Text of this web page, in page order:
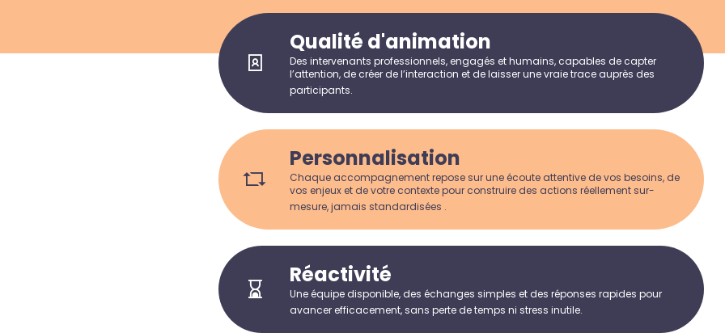
Qualité d'animation
Des intervenants professionnels, engagés et humains, capables de capter
l’attention, de créer de l’interaction et de laisser une vraie trace auprès des
participants.
Personnalisation
Chaque accompagnement repose sur une écoute attentive de vos besoins, de
vos enjeux et de votre contexte pour construire des actions réellement sur-
mesure, jamais standardisées .
Réactivité
Une équipe disponible, des échanges simples et des réponses rapides pour
avancer efficacement, sans perte de temps ni stress inutile.